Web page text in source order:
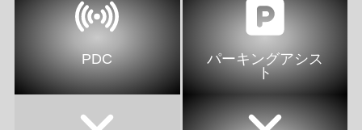
PDC
パーキングアシス
ト